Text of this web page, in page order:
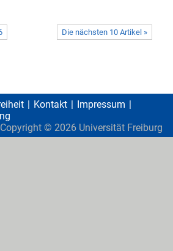
Die nächsten 10 Artikel »
Kontakt
Impressum
Copyright © 2026 Universität Freiburg